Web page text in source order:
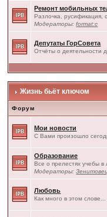
Ремонт мобильных
Разлочка, русификация,
Модераторы:format:c
Депутаты ГорСовета
Отчёты о деятельности
Жизнь бьёт ключом
Форум
Мои новости
С Вами произошло
Образование
Все о прелестях учебы
Модераторы:
Любовь
Как много в этом слове...